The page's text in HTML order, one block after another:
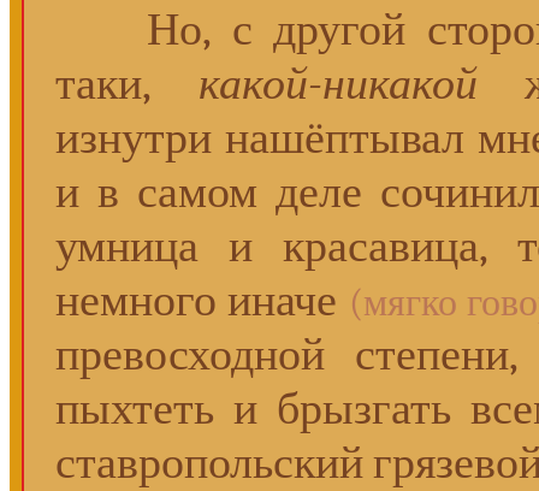
Но, с другой
таки, какой-никакой
изнутри нашёптывал
и в самом деле
умница и красавица,
немного иначе (мягко
превосходной
пыхтеть и брызгать
ставропольский